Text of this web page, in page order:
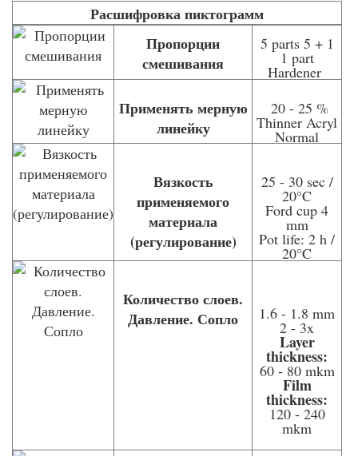
Расшифровка пиктограмм
Пропорции
смешивания
5 parts 5 + 1
1 part
Hardener
Применять мерную
линейку
20 - 25 %
Thinner Acryl
Normal
Вязкость
применяемого
материала
(регулирование)
25 - 30 sec /
20°C
Ford cup 4
mm
Pot life: 2 h /
20°C
Количество слоев.
Давление. Сопло
1.6 - 1.8 mm
2 - 3x
Layer
thickness:
60 - 80 mkm
Film
thickness:
120 - 240
mkm